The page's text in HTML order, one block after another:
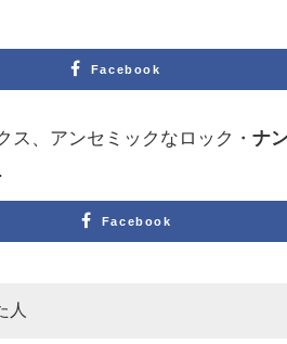
Facebook
ス、アンセミックなロック・ナ
Facebook
人